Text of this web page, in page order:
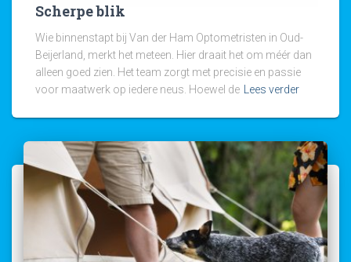
Scherpe blik
Wie binnenstapt bij Van der Ham Optometristen in Oud-
Beijerland, merkt het meteen. Hier draait het om méér dan
alleen goed zien. Het team zorgt met precisie en passie
voor maatwerk op iedere neus. Hoewel de
Lees verder